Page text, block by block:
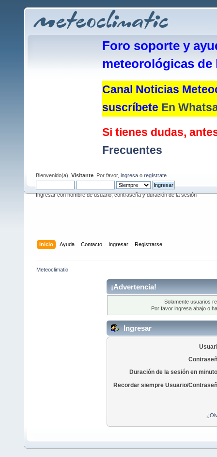
Foro soporte y
meteorológicas de
Canal Noticias
suscríbete En
Si tienes dudas,
Frecuentes
Bienvenido(a), Visitante . Por favor, ingresa o regístrate
Ingresar con nombre de usuario, contraseña y duración de la sesión
Inicio Ayuda Contacto Ingresar Registrarse
Meteoclimatic
¡Advertencia!
Solamente usuarios
Por favor ingresa abajo o
Ingresar
Duración de la sesión en
Recordar siempre Usuario/